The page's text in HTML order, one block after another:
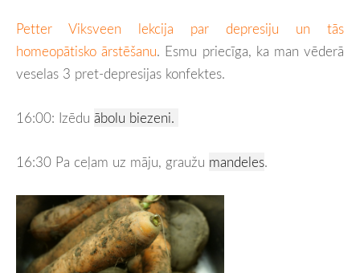
Petter Viksveen lekcija par depresiju un tās
homeopātisko ārstēšanu. Esmu priecīga, ka man vēderā
veselas 3 pret-depresijas konfektes.
16:00: Izēdu ābolu biezeni.
16:30 Pa ceļam uz māju, graužu mandeles.